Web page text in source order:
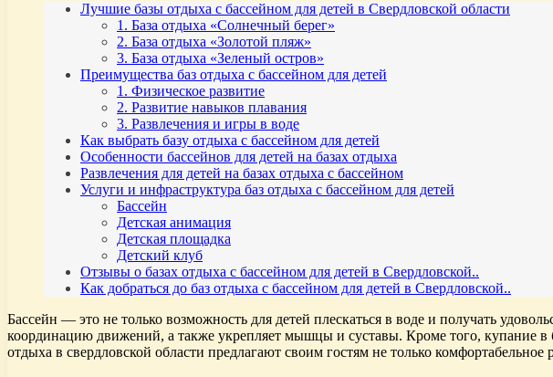
Лучшие базы отдыха с бассейном для детей в Свердловской области
1. База отдыха «Солнечный берег»
2. База отдыха «Золотой пляж»
3. База отдыха «Зеленый остров»
Преимущества баз отдыха с бассейном для детей
1. Физическое развитие
2. Развитие навыков плавания
3. Развлечения и игры в воде
Как выбрать базу отдыха с бассейном для детей
Особенности бассейнов для детей на базах отдыха
Развлечения для детей на базах отдыха с бассейном
Услуги и инфраструктура баз отдыха с бассейном для детей
Бассейн
Детская анимация
Детская площадка
Детский клуб
Отзывы о базах отдыха с бассейном для детей в Свердловской..
Как добраться до баз отдыха с бассейном для детей в Свердловской..
Бассейн — это не только возможность для детей плескаться в воде и получать
координацию движений, а также укрепляет мышцы и суставы. Кроме того, купание
отдыха в свердловской области предлагают своим гостям не только